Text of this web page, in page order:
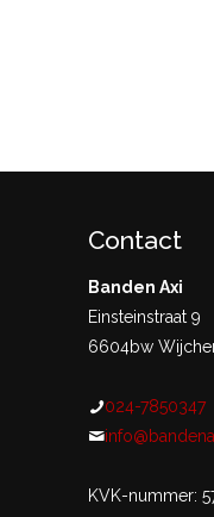
Contact
Banden Axi
Einsteinstraat 9
6604bw
024-7850347
KVK-nummer: